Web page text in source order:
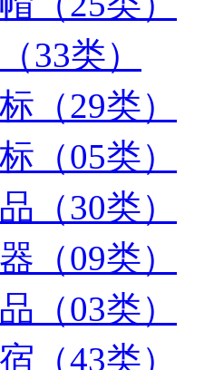
33类）
（29类）
（05类）
（30类）
（09类）
（03类）
（43类）